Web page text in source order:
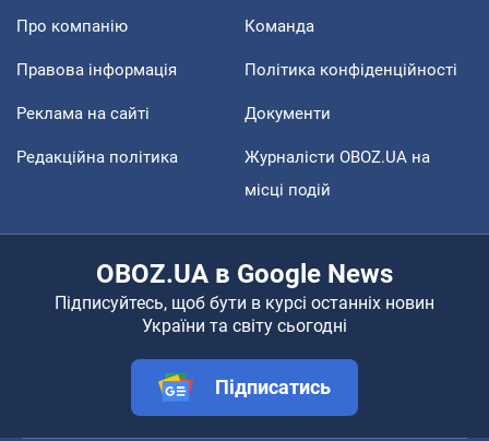
Про компанію Команда
Правова інформація Політика конфіденційності
Реклама на сайті Документи
Редакційна політика
Журналісти OBOZ.UA на
місці подій
OBOZ.UA в Google News
Підписуйтесь, щоб бути в курсі останніх новин
України та світу сьогодні
Підписатись